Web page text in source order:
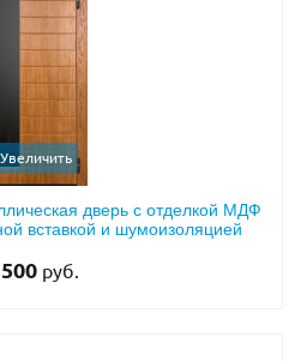
на замер
Увеличить
дверь с отделкой МДФ
вставкой и шумоизоляцией
руб.